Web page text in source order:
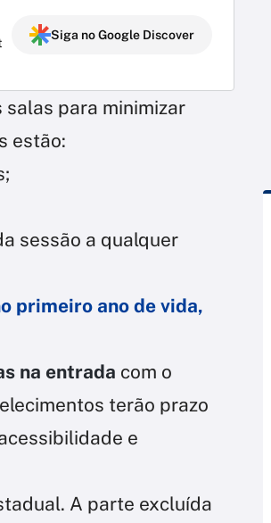
Siga no Google Discover
para minimizar
estão:
sessão a qualquer
primeiro ano de vida,
na entrada com o
terão prazo
e
A parte excluída